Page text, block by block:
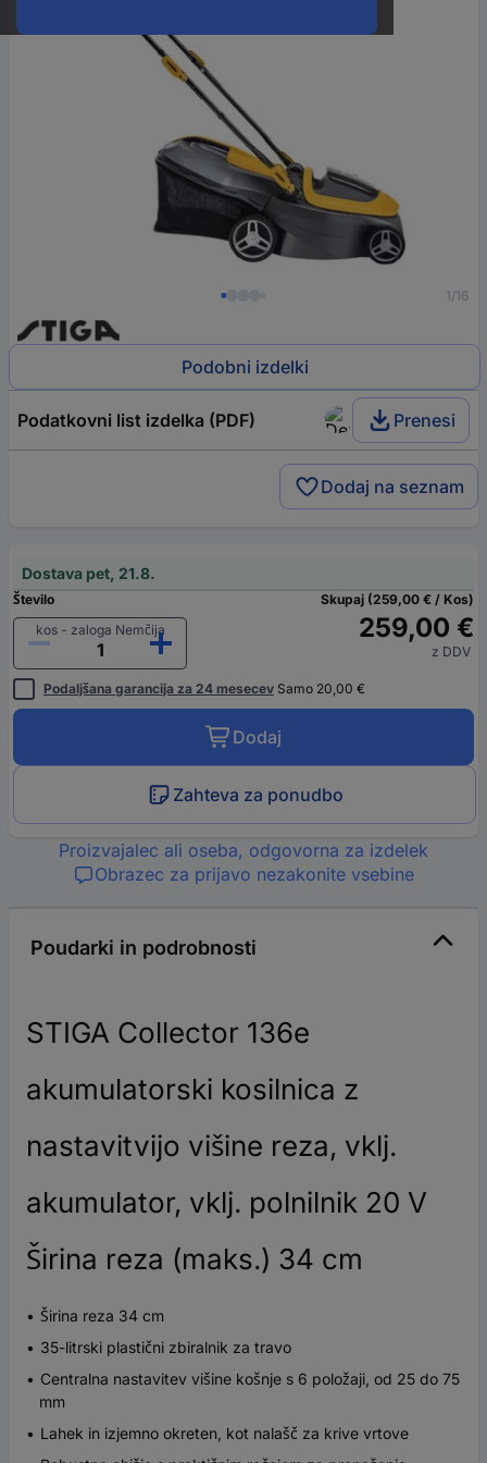
1/16
Podobni izdelki
Podatkovni list izdelka (PDF) Prenesi
Dodaj na seznam
Dostava pet, 21.8.
Število
kos - zaloga Nemčija
Skupaj (259,00 € / Kos)
259,00 €
z DDV
Podaljšana garancija za 24 mesecev Samo 20,00 €
Dodaj
Zahteva za ponudbo
Proizvajalec ali oseba, odgovorna za izdelek
Obrazec za prijavo nezakonite vsebine
Poudarki in podrobnosti
STIGA Collector 136e
akumulatorski kosilnica z
nastavitvijo višine reza, vklj.
akumulator, vklj. polnilnik 20 V
Širina reza (maks.) 34 cm
Širina reza 34 cm
35-litrski plastični zbiralnik za travo
Centralna nastavitev višine košnje s 6 položaji, od 25 do 75
mm
Lahek in izjemno okreten, kot nalašč za krive vrtove